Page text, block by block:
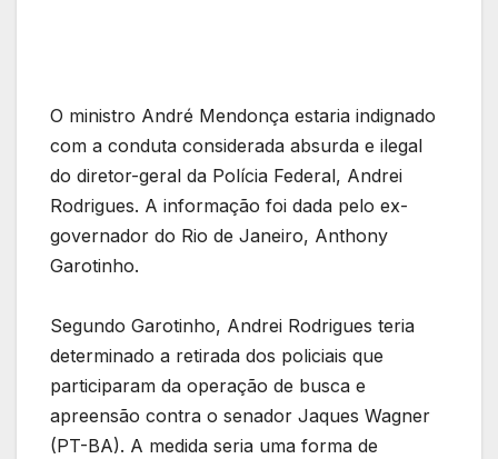
O ministro André Mendonça estaria indignado
com a conduta considerada absurda e ilegal
do diretor-geral da Polícia Federal, Andrei
Rodrigues. A informação foi dada pelo ex-
governador do Rio de Janeiro, Anthony
Garotinho.
Segundo Garotinho, Andrei Rodrigues teria
determinado a retirada dos policiais que
participaram da operação de busca e
apreensão contra o senador Jaques Wagner
(PT-BA). A medida seria uma forma de